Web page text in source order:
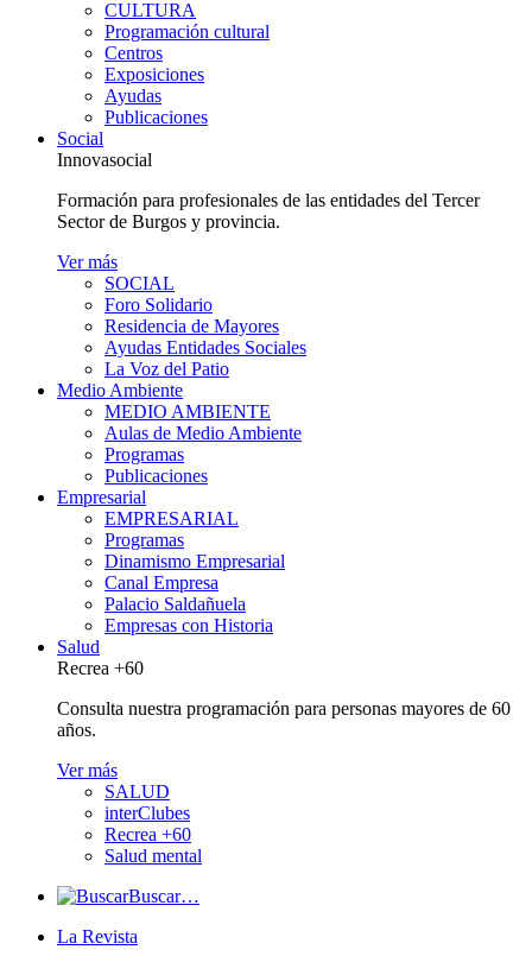
CULTURA
Programación cultural
Centros
Exposiciones
Ayudas
Publicaciones
Social
Innovasocial
Formación para profesionales de las entidades del Tercer
Sector de Burgos y provincia.
Ver más
SOCIAL
Foro Solidario
Residencia de Mayores
Ayudas Entidades Sociales
La Voz del Patio
Medio Ambiente
MEDIO AMBIENTE
Aulas de Medio Ambiente
Programas
Publicaciones
Empresarial
EMPRESARIAL
Programas
Dinamismo Empresarial
Canal Empresa
Palacio Saldañuela
Empresas con Historia
Salud
Recrea +60
Consulta nuestra programación para personas mayores de 60
años.
Ver más
SALUD
interClubes
Recrea +60
Salud mental
Buscar…
La Revista